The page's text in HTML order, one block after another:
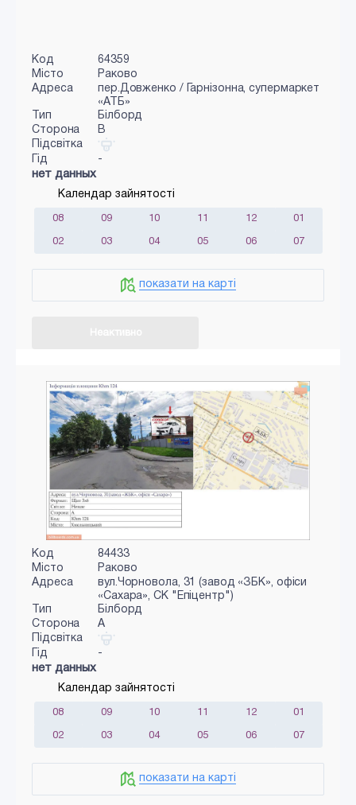
Код
64359
Місто
Раково
Адреса
пер.Довженко / Гарнізонна, супермаркет
«АТБ»
Тип
Білборд
Сторона
B
Підсвітка
Гід
-
нет данных
Календар зайнятості
08 09 10 11 12 01
02 03 04 05 06 07
показати на карті
Код
84433
Місто
Раково
Адреса
вул.Чорновола, 31 (завод «ЗБК», офіси
«Сахара», СК "Епіцентр")
Тип
Білборд
Сторона
A
Підсвітка
Гід
-
нет данных
Календар зайнятості
08 09 10 11 12 01
02 03 04 05 06 07
показати на карті